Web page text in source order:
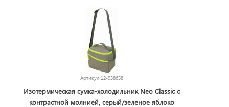
Артикул 12-938658
Изотермическая сумка-холодильник Neo Classic c
контрастной молнией, серый/зеленое яблоко